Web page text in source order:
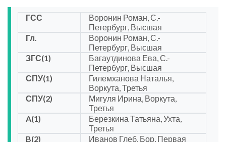
ГСС
Воронин Роман, С.-
Петербург, Высшая
Гл.
Воронин Роман, С.-
Петербург, Высшая
ЗГС(1)
Багаутдинова Ева, С.-
Петербург, Высшая
СПУ(1)
Гилемханова Наталья,
Воркута, Третья
СПУ(2)
Мигуля Ирина, Воркута,
Третья
A(1)
Березкина Татьяна, Ухта,
Третья
B(2)
Иванов Глеб, Бор, Первая